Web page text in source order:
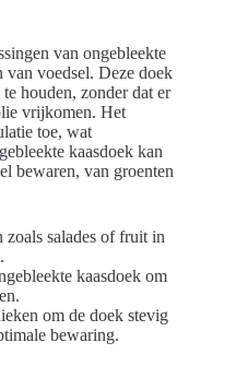
van ongebleekte
van voedsel. Deze doek
houden, zonder dat er
vrijkomen. Het
toe, wat
kaasdoek kan
bewaren, van groenten
zoals salades of fruit in
kaasdoek om
om de doek stevig
bewaring.